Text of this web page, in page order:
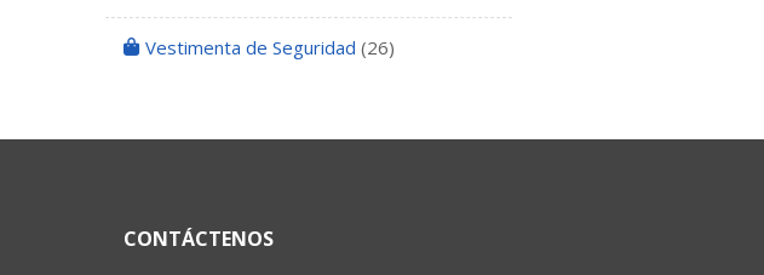
Vestimenta de Seguridad (26)
CONTÁCTENOS